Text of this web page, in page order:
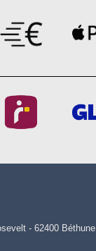
- 62400 Béthune